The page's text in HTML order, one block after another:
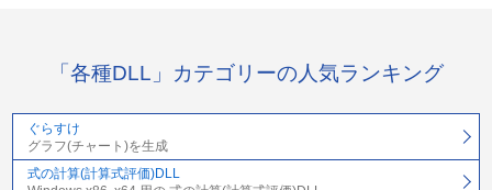
「各種DLL」カテゴリーの人気ランキング
ぐらすけ
グラフ(チャート)を生成
式の計算(計算式評価)DLL